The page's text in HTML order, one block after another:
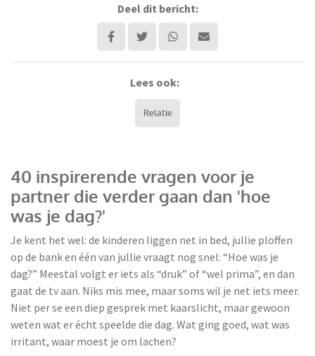
Deel dit bericht:
Lees ook:
Relatie
40 inspirerende vragen voor je
partner die verder gaan dan 'hoe
was je dag?'
Je kent het wel: de kinderen liggen net in bed, jullie ploffen
op de bank en één van jullie vraagt nog snel: “Hoe was je
dag?” Meestal volgt er iets als “druk” of “wel prima”, en dan
gaat de tv aan. Niks mis mee, maar soms wil je net iets meer.
Niet per se een diep gesprek met kaarslicht, maar gewoon
weten wat er écht speelde die dag. Wat ging goed, wat was
irritant, waar moest je om lachen?